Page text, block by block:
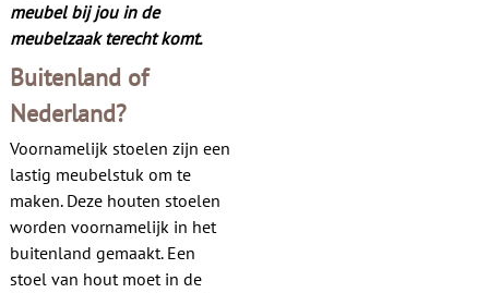
meubel bij jou in de
meubelzaak terecht komt.
Buitenland of
Nederland?
Voornamelijk stoelen zijn een
lastig meubelstuk om te
maken. Deze houten stoelen
worden voornamelijk in het
buitenland gemaakt. Een
stoel van hout moet in de